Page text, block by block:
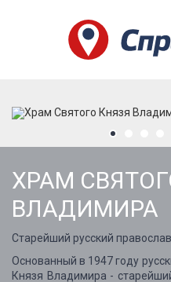
ХРАМ
ВЛАДИМИРА
Старейший русский
Основанный в 1947 году
Князя Владимира -